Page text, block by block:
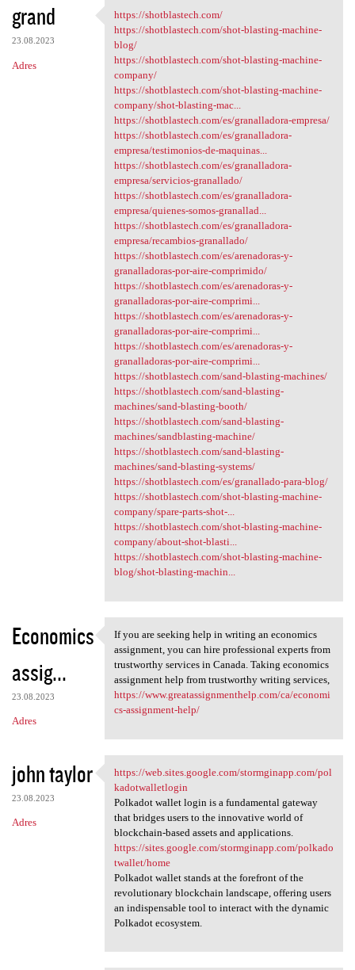
grand
23.08.2023
Adres
https://shotblastech.com/
https://shotblastech.com/
https://shotblastech.com/shot-blasting-machine-
blog/
https://shotblastech.com/shot-blasting-machine-
company/
https://shotblastech.com/shot-blasting-machine-
company/shot-blasting-mac...
https://shotblastech.com/es/granalladora-empresa/
https://shotblastech.com/es/granalladora-
empresa/testimonios-de-maquinas...
https://shotblastech.com/es/granalladora-
empresa/servicios-granallado/
https://shotblastech.com/es/granalladora-
empresa/quienes-somos-granallad...
https://shotblastech.com/es/granalladora-
empresa/recambios-granallado/
https://shotblastech.com/es/arenadoras-y-
granalladoras-por-aire-comprimido/
https://shotblastech.com/es/arenadoras-y-
granalladoras-por-aire-comprimi...
https://shotblastech.com/es/arenadoras-y-
granalladoras-por-aire-comprimi...
https://shotblastech.com/es/arenadoras-y-
granalladoras-por-aire-comprimi...
https://shotblastech.com/sand-blasting-machines/
https://shotblastech.com/sand-blasting-
machines/sand-blasting-booth/
https://shotblastech.com/sand-blasting-
machines/sandblasting-machine/
https://shotblastech.com/sand-blasting-
machines/sand-blasting-systems/
https://shotblastech.com/es/granallado-para-blog/
https://shotblastech.com/shot-blasting-machine-
company/spare-parts-shot-...
https://shotblastech.com/shot-blasting-machine-
company/about-shot-blasti...
https://shotblastech.com/shot-blasting-machine-
blog/shot-blasting-machin...
Economics
assig...
23.08.2023
Adres
If you are seeking help in
If you are seeking help in writing an economics
assignment, you can hire professional experts from
trustworthy services in Canada. Taking economics
assignment help from trustworthy writing services,
https://www.greatassignmenthelp.com/ca/economi
cs-assignment-help/
john taylor
23.08.2023
Adres
https://web.sites.google.com
https://web.sites.google.com/stormginapp.com/pol
kadotwalletlogin
Polkadot wallet login is a fundamental gateway
that bridges users to the innovative world of
blockchain-based assets and applications.
https://sites.google.com/stormginapp.com/polkado
twallet/home
Polkadot wallet stands at the forefront of the
revolutionary blockchain landscape, offering users
an indispensable tool to interact with the dynamic
Polkadot ecosystem.